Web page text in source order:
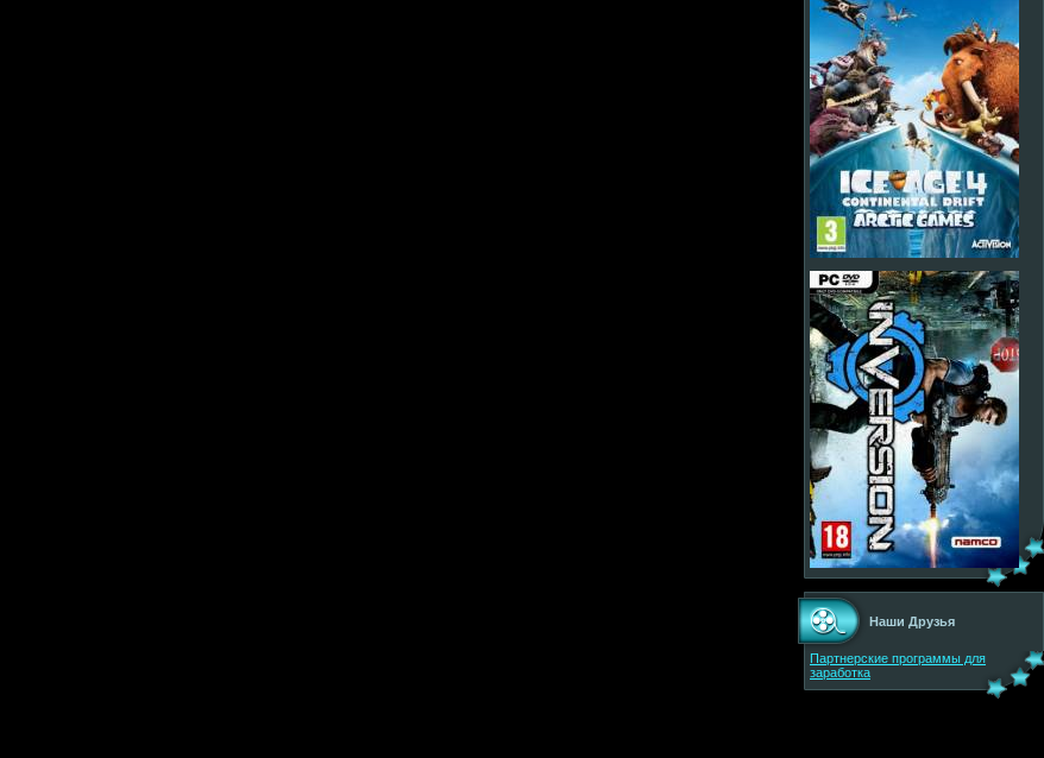
Наши Друзья
Партнерские программы для
заработка